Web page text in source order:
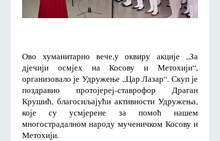
Ово хуманитарно вече,у оквиру акције „За
дјечији осмјех на Косову и Метохији“,
организовало је Удружење „Цар Лазар“. Скуп је
поздравио протојереј-ставрофор Драган
Крушић, благосиљајући активности Удружења,
које су усмјерене за помоћ нашем
многострадалном народу мученичком Косову и
Метохији.